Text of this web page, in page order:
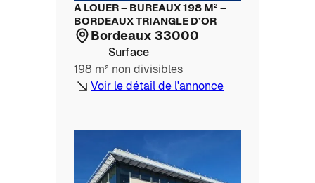
A LOUER – BUREAUX 198 M² –
BORDEAUX TRIANGLE D’OR
Bordeaux 33000
Surface
198 m² non divisibles
Voir le détail de l'annonce